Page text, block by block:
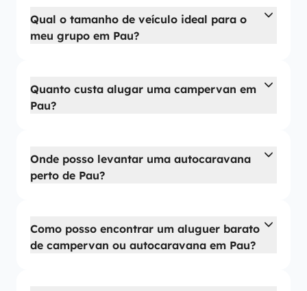
Qual o tamanho de veículo ideal para o
meu grupo em Pau?
Quanto custa alugar uma campervan em
Pau?
Onde posso levantar uma autocaravana
perto de Pau?
Como posso encontrar um aluguer barato
de campervan ou autocaravana em Pau?